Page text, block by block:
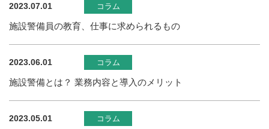
2023.07.01 コラム
施設警備員の教育、仕事に求められるもの
2023.06.01 コラム
施設警備とは？ 業務内容と導入のメリット
2023.05.01 コラム